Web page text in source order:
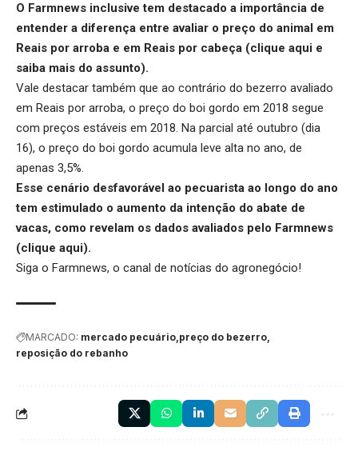
O Farmnews inclusive tem destacado a importância de
entender a diferença entre avaliar o preço do animal em
Reais por arroba e em Reais por cabeça (clique aqui e
saiba mais do assunto).
Vale destacar também que ao contrário do bezerro avaliado
em Reais por arroba, o preço do boi gordo em 2018 segue
com preços estáveis em 2018. Na parcial até outubro (dia
16), o preço do boi gordo acumula leve alta no ano, de
apenas 3,5%.
Esse cenário desfavorável ao pecuarista ao longo do ano
tem estimulado o aumento da intenção do abate de
vacas, como revelam os dados avaliados pelo Farmnews
(clique aqui).
Siga o Farmnews, o canal de notícias do agronegócio!
MARCADO: mercado pecuário preço do bezerro
reposição do rebanho